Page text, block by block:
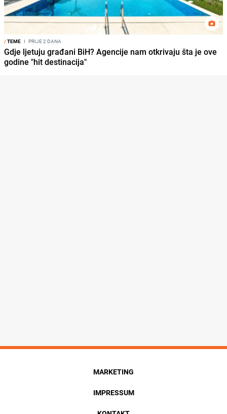
/TEME I PRIJE 2 DANA
Gdje ljetuju građani BiH? Agencije nam otkrivaju šta je ove
godine "hit destinacija"
MARKETING
IMPRESSUM